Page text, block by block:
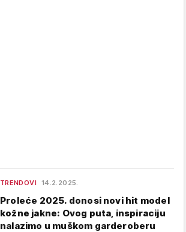
TRENDOVI 14.2.2025.
Proleće 2025. donosi novi hit model
kožne jakne: Ovog puta, inspiraciju
nalazimo u muškom garderoberu